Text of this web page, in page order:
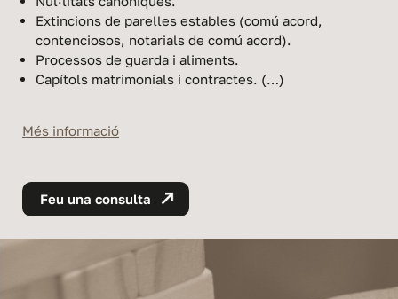
Extincions de parelles estables (comú acord,
contenciosos, notarials de comú acord).
Processos de guarda i aliments.
Capítols matrimonials i contractes. (…)
Més informació
Feu una consulta